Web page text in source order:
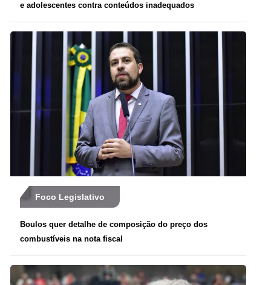
e adolescentes contra conteúdos inadequados
Foco Legislativo
Boulos quer detalhe de composição do preço dos
combustíveis na nota fiscal